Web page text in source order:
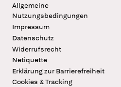
Allgemeine
Nutzungsbedingungen
Impressum
Datenschutz
Widerrufsrecht
Netiquette
Erklärung zur Barrierefreiheit
Cookies & Tracking